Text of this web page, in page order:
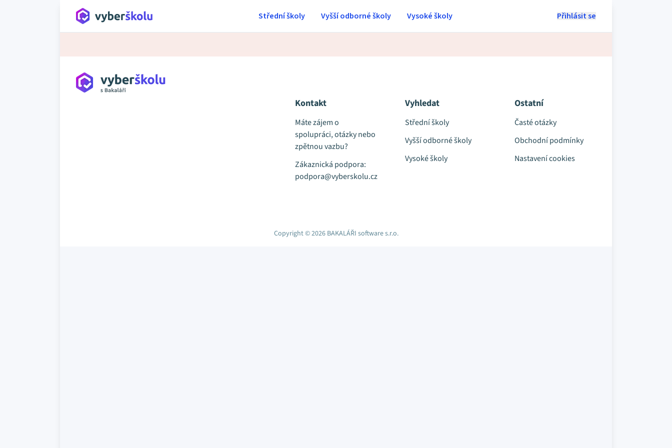
Přihlásit se
Střední školy Vyšší odborné školy Vysoké školy
Kontakt
Máte zájem o
spolupráci, otázky nebo
zpětnou vazbu?
Zákaznická podpora:
podpora@vyberskolu.cz
Vyhledat
Střední školy
Vyšší odborné školy
Vysoké školy
Ostatní
Časté otázky
Obchodní podmínky
Nastavení cookies
Copyright © 2026 BAKALÁŘI software s.r.o.